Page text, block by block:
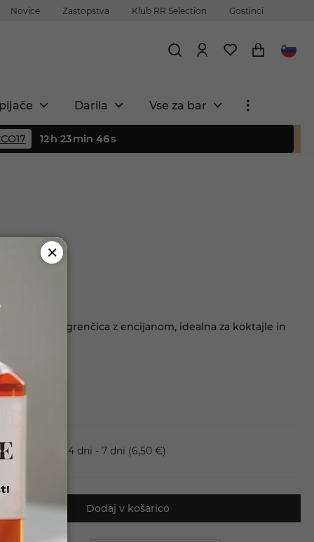
Novice Zastopstva Klub RR Selection Gostinci
Darila Vse za bar
12h 23min 45s
Legendarna grenčica z encijanom, idealna za koktajle in
Dostava 4 dni - 7 dni (6,50 €)
Dodaj v košarico